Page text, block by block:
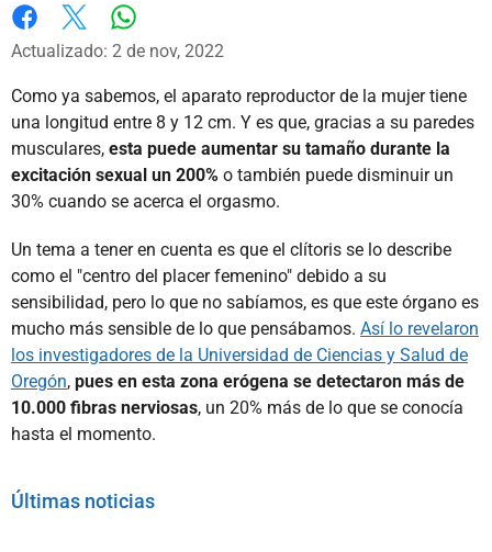
Facebook
X
Actualizado: 2 de nov, 2022
Como ya sabemos, el aparato reproductor de la mujer tiene
una longitud entre 8 y 12 cm. Y es que, gracias a su paredes
musculares, esta puede aumentar su tamaño durante la
excitación sexual un 200% o también puede disminuir un
30% cuando se acerca el orgasmo.
Un tema a tener en cuenta es que el clítoris se lo describe
como el "centro del placer femenino" debido a su
sensibilidad, pero lo que no sabíamos, es que este órgano es
mucho más sensible de lo que pensábamos. Así lo revelaron
los investigadores de la Universidad de Ciencias y Salud de
Oregón, pues en esta zona erógena se detectaron más de
10.000 fibras nerviosas, un 20% más de lo que se conocía
hasta el momento.
Últimas noticias